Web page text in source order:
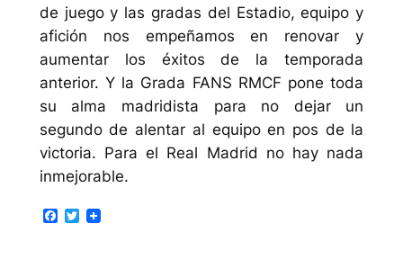
de juego y las gradas del Estadio, equipo y
afición nos empeñamos en renovar y
aumentar los éxitos de la temporada
anterior. Y la Grada FANS RMCF pone toda
su alma madridista para no dejar un
segundo de alentar al equipo en pos de la
victoria. Para el Real Madrid no hay nada
inmejorable.
Facebook
Twitter